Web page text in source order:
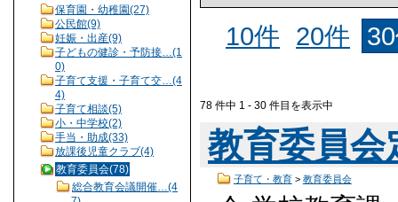
保育園・幼稚園(27)
公民館(9)
妊娠・出産(9)
子どもの健診・予防接…(1
0)
子育て支援・子育て交…(4
4)
子育て相談(5)
小・中学校(2)
手当・助成(33)
放課後児童クラブ(4)
教育委員会(78)
総合教育会議開催…(4
10件
20件
78 件中 1 - 30 件目を表示中
教育委員
子育て・教育> 教育委員会